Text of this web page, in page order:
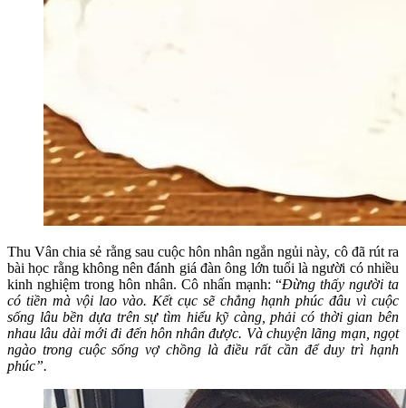
Thu Vân chia sẻ rằng sau cuộc hôn nhân ngắn ngủi này, cô đã rút ra
bài học rằng không nên đánh giá đàn ông lớn tuổi là người có nhiều
kinh nghiệm trong hôn nhân. Cô nhấn mạnh: “Đừng thấy người ta
có tiền mà vội lao vào. Kết cục sẽ chẳng hạnh phúc đâu vì cuộc
sống lâu bền dựa trên sự tìm hiểu kỹ càng, phải có thời gian bên
nhau lâu dài mới đi đến hôn nhân được. Và chuyện lãng mạn, ngọt
ngào trong cuộc sống vợ chồng là điều rất cần để duy trì hạnh
phúc”.